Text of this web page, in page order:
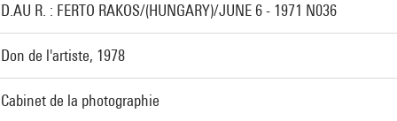
D.AU R. : FERTO RAKOS/(HUNGARY)/JUNE 6 - 1971 N036
Don de l'artiste, 1978
Cabinet de la photographie